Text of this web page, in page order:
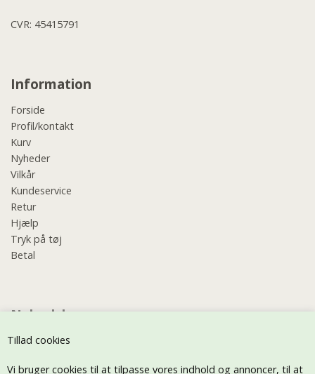
Tillad cookies
Vi bruger cookies til at tilpasse vores indhold og annoncer, til at
CVR: 45415791
Information
Forside
Profil/kontakt
Kurv
Nyheder
Vilkår
Kundeservice
Retur
Hjælp
Tryk på tøj
Betal
Nyhedsbrev